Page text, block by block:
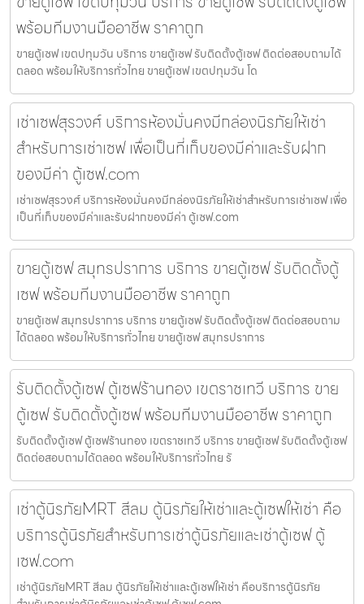
พร้อมทีมงานมืออาชีพ ราคาถูก
ขายตู้เซฟ เขตปทุมวัน บริการ ขายตู้เซฟ รับติดตั้งตู้เซฟ ติดต่อสอบถามได้
ตลอด พร้อมให้บริการทั่วไทย ขายตู้เซฟ เขตปทุมวัน โด
เช่าเซฟสุรวงศ์ บริการห้องมั่นคงมีกล่องนิรภัยให้เช่า
สำหรับการเช่าเซฟ เพื่อเป็นที่เก็บของมีค่าและรับฝาก
ของมีค่า ตู้เซฟ.com
เช่าเซฟสุรวงศ์ บริการห้องมั่นคงมีกล่องนิรภัยให้เช่าสำหรับการเช่าเซฟ เพื่อ
เป็นที่เก็บของมีค่าและรับฝากของมีค่า ตู้เซฟ.com
ขายตู้เซฟ สมุทรปราการ บริการ ขายตู้เซฟ รับติดตั้งตู้
เซฟ พร้อมทีมงานมืออาชีพ ราคาถูก
ขายตู้เซฟ สมุทรปราการ บริการ ขายตู้เซฟ รับติดตั้งตู้เซฟ ติดต่อสอบถาม
ได้ตลอด พร้อมให้บริการทั่วไทย ขายตู้เซฟ สมุทรปราการ
รับติดตั้งตู้เซฟ ตู้เซฟร้านทอง เขตราชเทวี บริการ ขาย
ตู้เซฟ รับติดตั้งตู้เซฟ พร้อมทีมงานมืออาชีพ ราคาถูก
รับติดตั้งตู้เซฟ ตู้เซฟร้านทอง เขตราชเทวี บริการ ขายตู้เซฟ รับติดตั้งตู้เซฟ
ติดต่อสอบถามได้ตลอด พร้อมให้บริการทั่วไทย รั
เช่าตู้นิรภัยMRT สีลม ตู้นิรภัยให้เช่าและตู้เซฟให้เช่า คือ
บริการตู้นิรภัยสำหรับการเช่าตู้นิรภัยและเช่าตู้เซฟ ตู้
เซฟ.com
เช่าตู้นิรภัยMRT สีลม ตู้นิรภัยให้เช่าและตู้เซฟให้เช่า คือบริการตู้นิรภัย